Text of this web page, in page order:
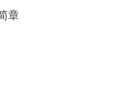
章